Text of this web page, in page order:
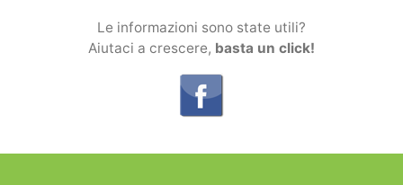
Le informazioni sono state utili?
Aiutaci a crescere, basta un click!